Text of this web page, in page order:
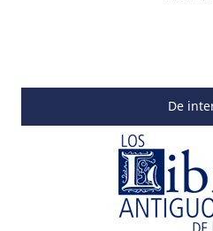
De